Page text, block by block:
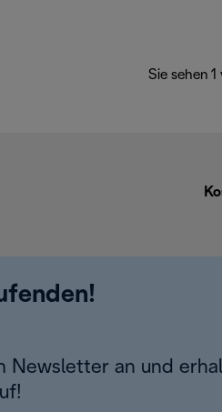
Sie sehen
Newsletter an und